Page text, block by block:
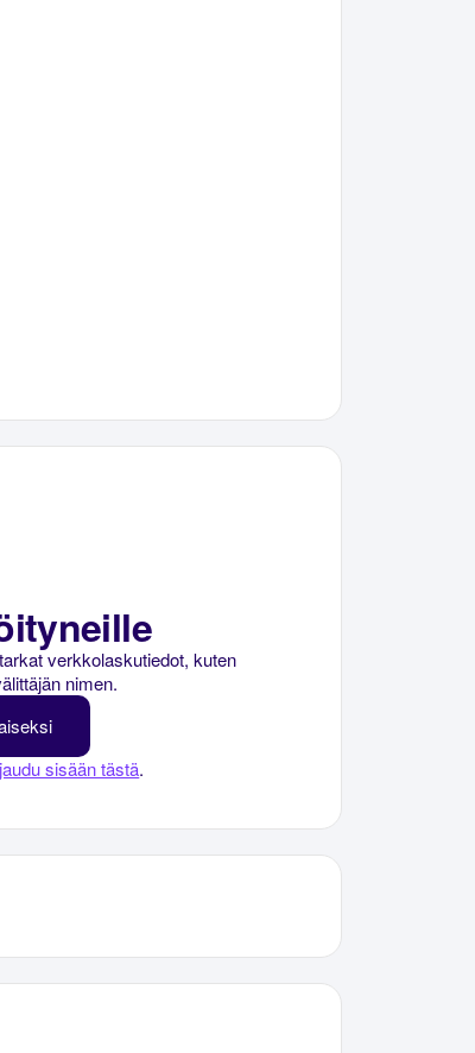
verkkolaskutiedot, kuten
nimen.
sisään tästä.